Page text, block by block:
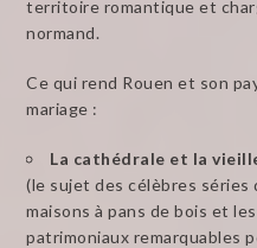
territoire romantique et
normand.
Ce qui rend Rouen et son
mariage :
La cathédrale et la
(le sujet des célèbres séries
maisons à pans de bois et
patrimoniaux remarquables